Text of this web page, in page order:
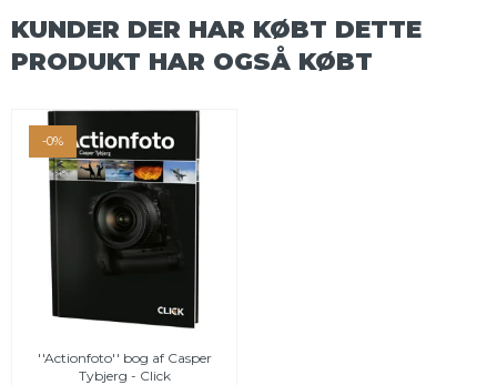
KUNDER DER HAR KØBT DETTE
PRODUKT HAR OGSÅ KØBT
-0%
''Actionfoto'' bog af Casper
Tybjerg - Click